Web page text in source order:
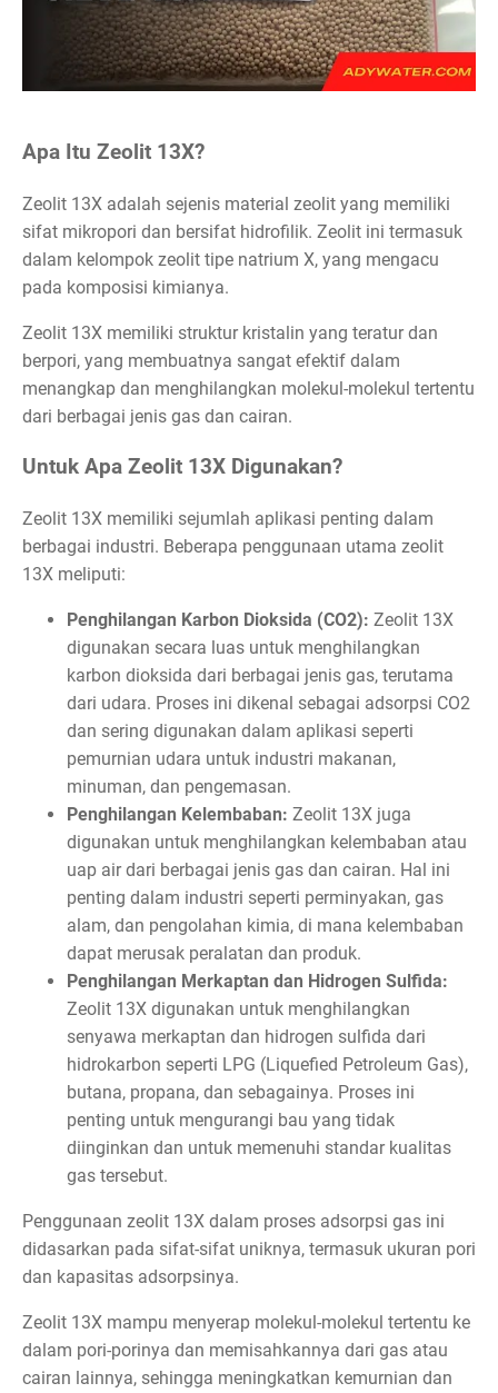
Apa Itu Zeolit 13X?
Zeolit 13X adalah sejenis material zeolit yang memiliki
sifat mikropori dan bersifat hidrofilik. Zeolit ini termasuk
dalam kelompok zeolit tipe natrium X, yang mengacu
pada komposisi kimianya.
Zeolit 13X memiliki struktur kristalin yang teratur dan
berpori, yang membuatnya sangat efektif dalam
menangkap dan menghilangkan molekul-molekul tertentu
dari berbagai jenis gas dan cairan.
Untuk Apa Zeolit 13X Digunakan?
Zeolit 13X memiliki sejumlah aplikasi penting dalam
berbagai industri. Beberapa penggunaan utama zeolit
13X meliputi:
Penghilangan Karbon Dioksida (CO2): Zeolit 13X
digunakan secara luas untuk menghilangkan
karbon dioksida dari berbagai jenis gas, terutama
dari udara. Proses ini dikenal sebagai adsorpsi CO2
dan sering digunakan dalam aplikasi seperti
pemurnian udara untuk industri makanan,
minuman, dan pengemasan.
Penghilangan Kelembaban: Zeolit 13X juga
digunakan untuk menghilangkan kelembaban atau
uap air dari berbagai jenis gas dan cairan. Hal ini
penting dalam industri seperti perminyakan, gas
alam, dan pengolahan kimia, di mana kelembaban
dapat merusak peralatan dan produk.
Penghilangan Merkaptan dan Hidrogen Sulfida:
Zeolit 13X digunakan untuk menghilangkan
senyawa merkaptan dan hidrogen sulfida dari
hidrokarbon seperti LPG (Liquefied Petroleum Gas),
butana, propana, dan sebagainya. Proses ini
penting untuk mengurangi bau yang tidak
diinginkan dan untuk memenuhi standar kualitas
gas tersebut.
Penggunaan zeolit 13X dalam proses adsorpsi gas ini
didasarkan pada sifat-sifat uniknya, termasuk ukuran pori
dan kapasitas adsorpsinya.
Zeolit 13X mampu menyerap molekul-molekul tertentu ke
dalam pori-porinya dan memisahkannya dari gas atau
cairan lainnya, sehingga meningkatkan kemurnian dan